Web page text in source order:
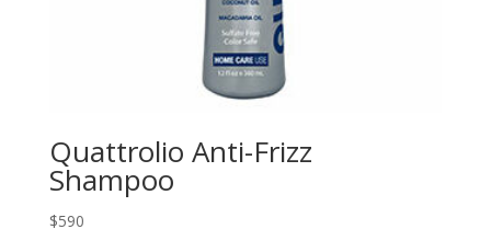
Quattrolio Anti-Frizz
Shampoo
$590